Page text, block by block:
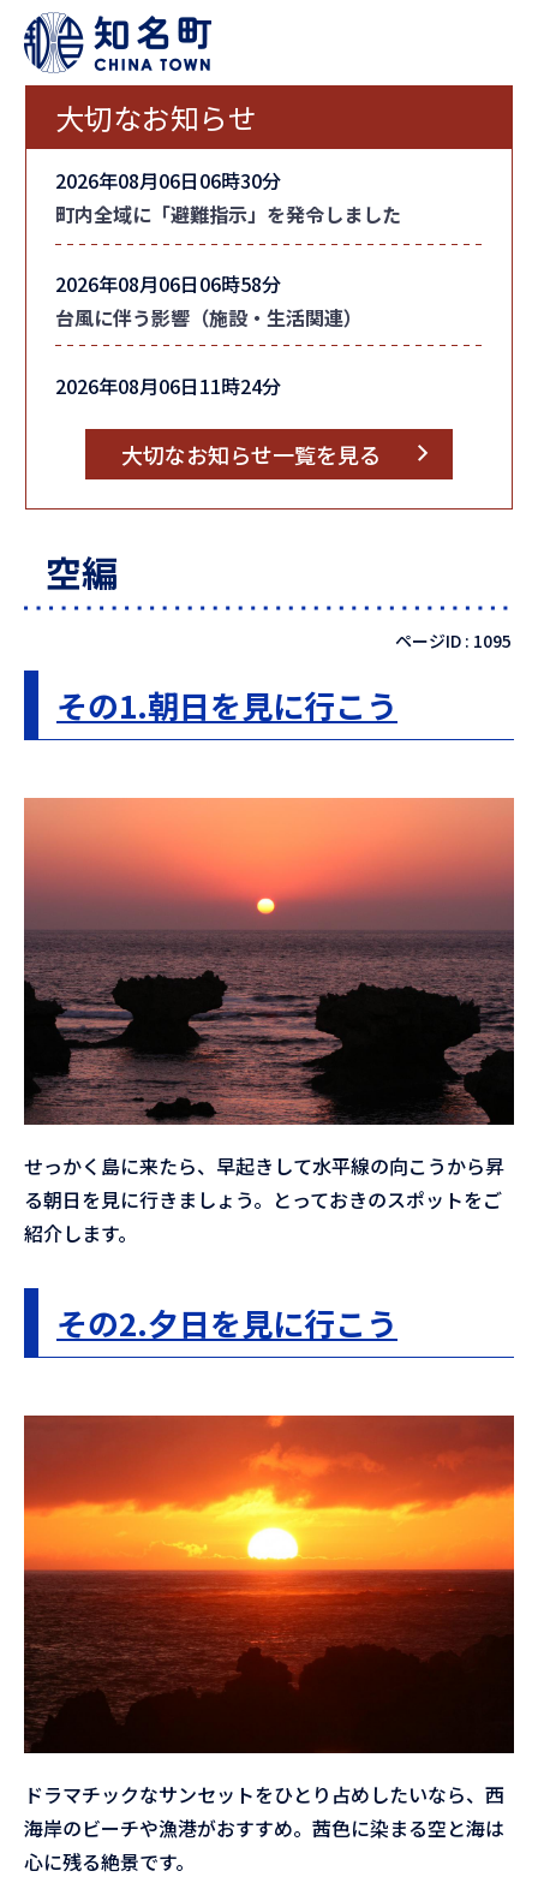
大切なお知らせ
2026年08月06日06時30分
町内全域に「避難指示」を発令しました
2026年08月06日06時58分
台風に伴う影響（施設・生活関連）
2026年08月06日11時24分
大切なお知らせ一覧を見る
空編
ページID : 1095
その1.朝日を見に行こう
せっかく島に来たら、早起きして水平線の向こうから昇
る朝日を見に行きましょう。とっておきのスポットをご
紹介します。
その2.夕日を見に行こう
ドラマチックなサンセットをひとり占めしたいなら、西
海岸のビーチや漁港がおすすめ。茜色に染まる空と海は
心に残る絶景です。